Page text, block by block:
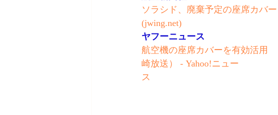
ソラシド、廃棄予定の座席カバ
(jwing.net)
ヤフーニュース
航空機の座席カバーを有効活用
崎放送） - Yahoo!ニュー
ス